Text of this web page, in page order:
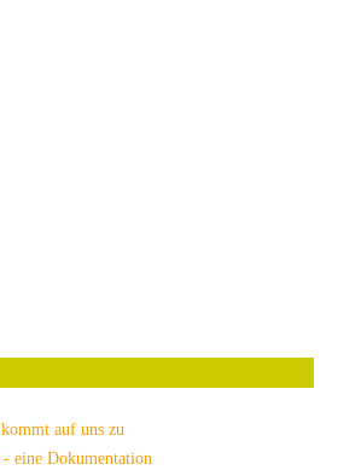
auf uns zu
eine Dokumentation